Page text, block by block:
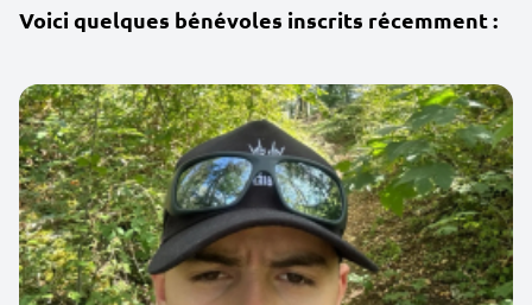
Voici quelques bénévoles inscrits récemment :